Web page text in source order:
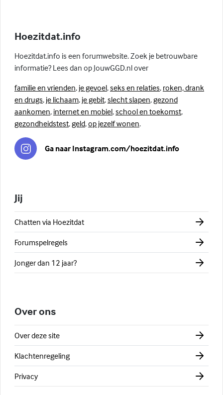
Hoezitdat.info
Hoezitdat.info is een forumwebsite. Zoek je betrouwbare
informatie? Lees dan op JouwGGD.nl over
familie en vrienden, je gevoel,seks en relaties, roken, drank
en drugs, je lichaam, je gebit,slecht slapen, gezond
aankomen, internet en mobiel,school en toekomst,
gezondheidstest, geld,op jezelf wonen.
Ga naar Instagram.com/hoezitdat.info
Jij
Chatten via Hoezitdat
Forumspelregels
Jonger dan 12 jaar?
Over ons
Over deze site
Klachtenregeling
Privacy